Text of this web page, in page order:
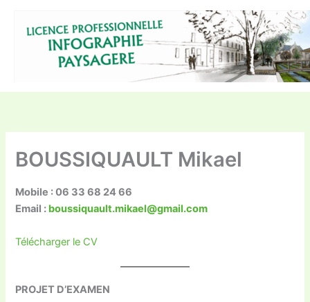
BOUSSIQUAULT Mikael
Mobile : 06 33 68 24 66
Email : boussiquault.mikael@gmail.com
Télécharger le CV
PROJET D’EXAMEN